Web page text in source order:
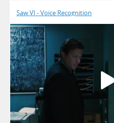
Saw VI - Voice Recognition